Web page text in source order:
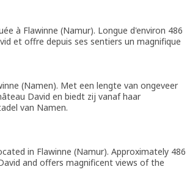
à Flawinne (Namur). Longue d'environ 486
et offre depuis ses sentiers un magnifique
(Namen). Met een lengte van ongeveer
David en biedt zij vanaf haar
van Namen.
in Flawinne (Namur). Approximately 486
and offers magnificent views of the